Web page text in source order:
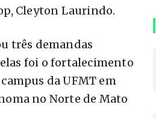
Cleyton Laurindo.
três demandas
foi o fortalecimento
da UFMT em
no Norte de Mato